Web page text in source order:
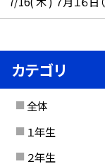
カテゴリ
全体
１年生
２年生